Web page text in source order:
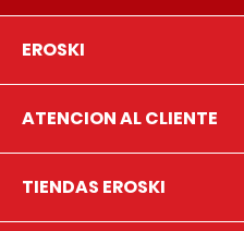
EROSKI
ATENCION AL CLIENTE
TIENDAS EROSKI